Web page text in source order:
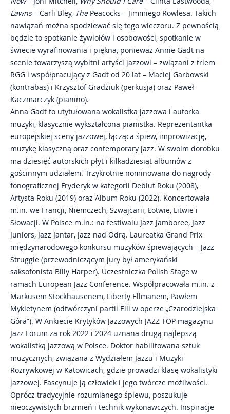
Lawns– Carli Bley, The Peacocks – Jimmiego Rowlesa. Takich
nawiązań można spodziewać się tego wieczoru. Z pewnością
będzie to spotkanie żywiołów i osobowości, spotkanie w
świecie wyrafinowania i piękna, ponieważ Annie Gadt na
scenie towarzyszą wybitni artyści jazzowi – związani z triem
RGG i współpracujący z Gadt od 20 lat – Maciej Garbowski
(kontrabas) i Krzysztof Gradziuk (perkusja) oraz Paweł
Kaczmarczyk (pianino).
Anna Gadt to utytułowana wokalistka jazzowa i autorka
muzyki, klasycznie wykształcona pianistka. Reprezentantka
europejskiej sceny jazzowej, łącząca śpiew, improwizację,
muzykę klasyczną oraz contemporary jazz. W swoim dorobku
ma dziesięć autorskich płyt i kilkadziesiąt albumów z
gościnnym udziałem. Trzykrotnie nominowana do nagrody
fonograficznej Fryderyk w kategorii Debiut Roku (2008),
Artysta Roku (2019) oraz Album Roku (2022). Koncertowała
m.in. we Francji, Niemczech, Szwajcarii, Łotwie, Litwie i
Słowacji. W Polsce m.in.: na festiwalu Jazz Jamboree, Jazz
Juniors, Jazz Jantar, Jazz nad Odrą. Laureatka Grand Prix
międzynarodowego konkursu muzyków śpiewających – Jazz
Struggle (przewodniczącym jury był amerykański
saksofonista Billy Harper). Uczestniczka Polish Stage w
ramach European Jazz Conference. Współpracowała m.in. z
Markusem Stockhausenem, Liberty Ellmanem, Pawłem
Mykietynem (odtwórczyni partii Elli w operze „Czarodziejska
Góra”). W Ankiecie Krytyków Jazzowych JAZZ TOP magazynu
Jazz Forum za rok 2022 i 2024 uznana drugą najlepszą
wokalistką jazzową w Polsce. Doktor habilitowana sztuk
muzycznych, związana z Wydziałem Jazzu i Muzyki
Rozrywkowej w Katowicach, gdzie prowadzi klasę wokalistyki
jazzowej. Fascynuje ją człowiek i jego twórcze możliwości.
Oprócz tradycyjnie rozumianego śpiewu, poszukuje
nieoczywistych brzmień i technik wykonawczych. Inspiracje